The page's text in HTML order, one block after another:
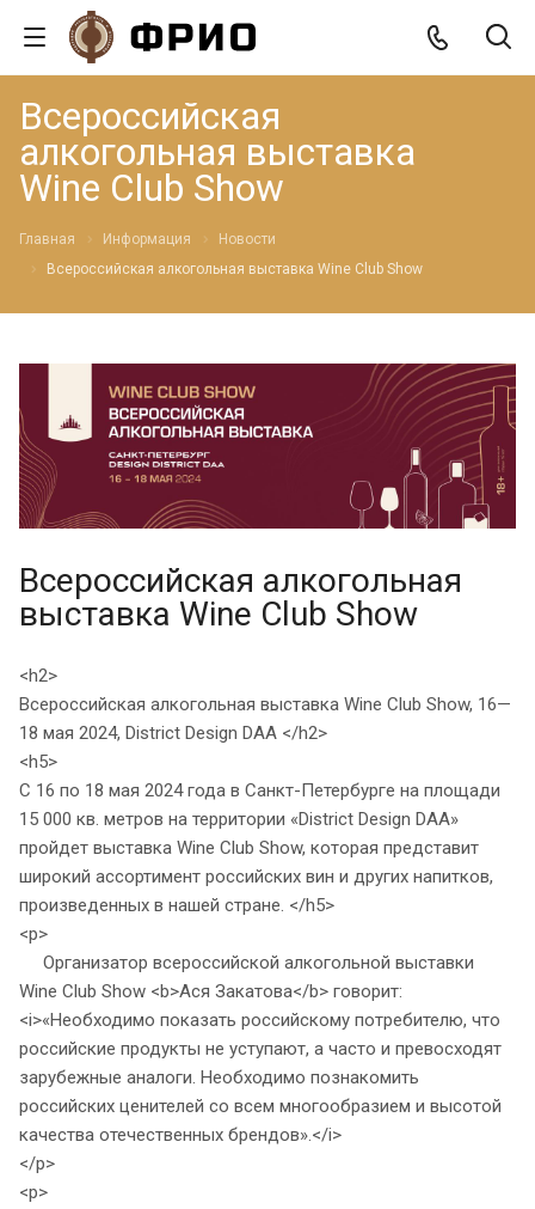
Всероссийская
алкогольная выставка
Wine Club Show
Главная Информация
Новости
Всероссийская алкогольная выставка Wine Club Show
Всероссийская алкогольная
выставка Wine Club Show
<h2>
Всероссийская алкогольная выставка Wine Club Show, 16—
18 мая 2024, District Design DAA </h2>
<h5>
С 16 по 18 мая 2024 года в Санкт-Петербурге на площади
15 000 кв. метров на территории «District Design DAA»
пройдет выставка Wine Club Show, которая представит
широкий ассортимент российских вин и других напитков,
произведенных в нашей стране. </h5>
<p>
Организатор всероссийской алкогольной выставки
Wine Club Show <b>Ася Закатова</b> говорит:
<i>«Необходимо показать российскому потребителю, что
российские продукты не уступают, а часто и превосходят
зарубежные аналоги. Необходимо познакомить
российских ценителей со всем многообразием и высотой
качества отечественных брендов».</i>
</p>
<p>